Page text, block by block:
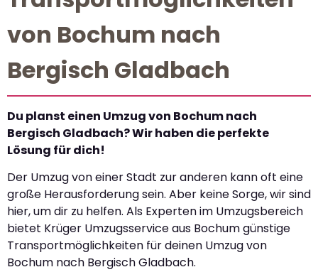
von Bochum nach
Bergisch Gladbach
Du planst einen Umzug von Bochum nach
Bergisch Gladbach? Wir haben die perfekte
Lösung für dich!
Der Umzug von einer Stadt zur anderen kann oft eine
große Herausforderung sein. Aber keine Sorge, wir sind
hier, um dir zu helfen. Als Experten im Umzugsbereich
bietet Krüger Umzugsservice aus Bochum günstige
Transportmöglichkeiten für deinen Umzug von
Bochum nach Bergisch Gladbach.